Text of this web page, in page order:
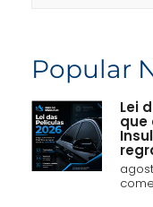
Popular
Lei
que